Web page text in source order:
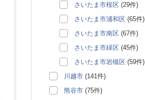
さいたま市桜区 (29件)
さいたま市浦和区 (65件)
さいたま市南区 (67件)
さいたま市緑区 (45件)
さいたま市岩槻区 (59件)
川越市 (141件)
熊谷市 (75件)